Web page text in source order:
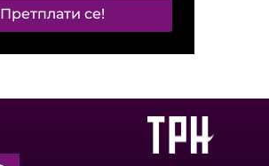
Претплати се!